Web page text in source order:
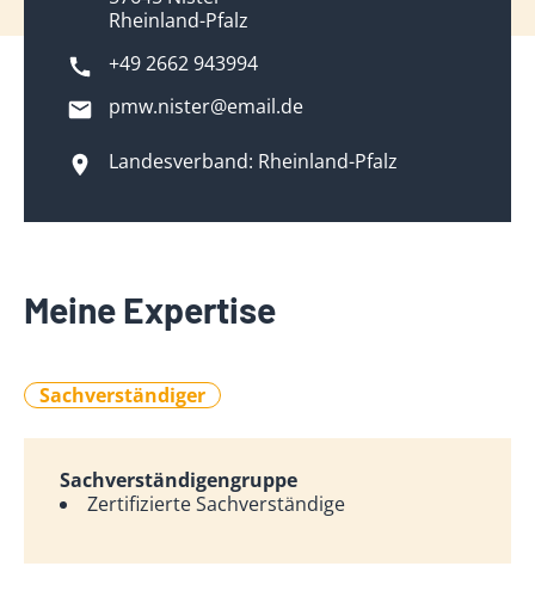
Rheinland-Pfalz
+49 2662 943994
pmw.nister@email.de
Landesverband: Rheinland-Pfalz
Meine Expertise
Sachverständiger
Sachverständigengruppe
Zertifizierte Sachverständige